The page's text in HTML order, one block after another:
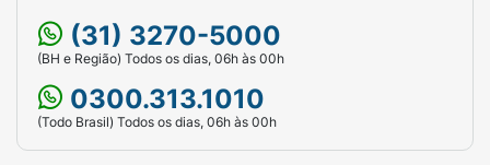
(31) 3270-5000
(BH e Região) Todos os dias, 06h às 00h
0300.313.1010
(Todo Brasil) Todos os dias, 06h às 00h